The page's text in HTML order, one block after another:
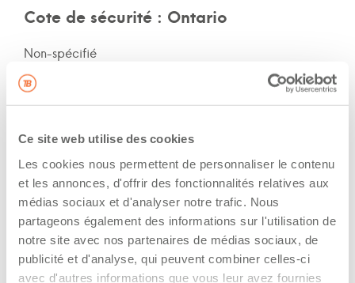
Ce site web utilise des cookies
Les cookies nous permettent de personnaliser le contenu
et les annonces, d'offrir des fonctionnalités relatives aux
médias sociaux et d'analyser notre trafic. Nous
partageons également des informations sur l'utilisation de
notre site avec nos partenaires de médias sociaux, de
publicité et d'analyse, qui peuvent combiner celles-ci
avec d'autres informations que vous leur avez fournies
Cote de sécurité : Ontario
Non-spécifié
Cote de sécurité: autres provinces
Non-spécifié
Assurances et immatriculation
The driver hold a driving licence from: